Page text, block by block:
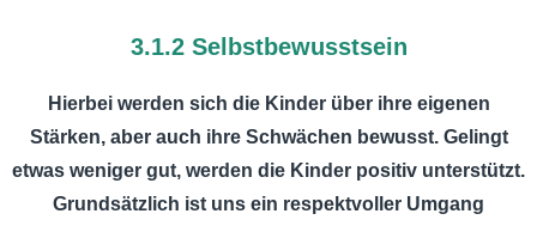
3.1.2 Selbstbewusstsein
Hierbei werden sich die Kinder über ihre eigenen
Stärken, aber auch ihre Schwächen bewusst. Gelingt
etwas weniger gut, werden die Kinder positiv unterstützt.
Grundsätzlich ist uns ein respektvoller Umgang